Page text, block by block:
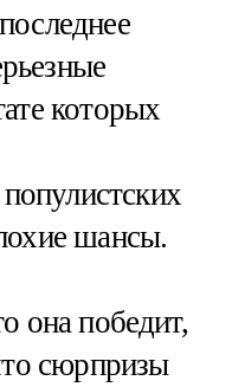
которых
шансы.
она победит,
сюрпризы